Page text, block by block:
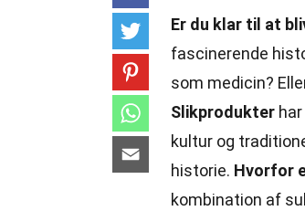
Er du klar til at
fascinerende
som medicin?
Slikprodukter
kultur og
historie. Hvorfor
kombination af